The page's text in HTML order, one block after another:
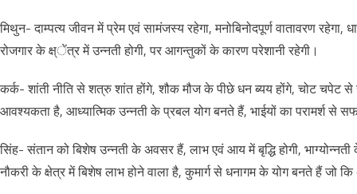
मिथुन- दाम्पत्य जीवन में प्रेम एवं सामंजस्य रहेगा, मनोबिनोदपूर्ण वातावरण रहेगा,
रोजगार के क्ष्ेंत्र में उन्नती होगी, पर आगन्तुकों के कारण परेशानी रहेगी।
कर्क- शांती नीति से शत्रु शांत होंगे, शौक मौज के पीछे धन ब्यय होंगे, चोट चपेट से
आवश्यकता है, आध्यात्मिक उन्नती के प्रबल योग बनते हैं, भाईयों का परामर्श से
सिंह- संतान को बिशेष उन्नती के अवसर हैं, लाभ एवं आय में बृद्धि होगी,
नौकरी के क्षेत्र में बिशेष लाभ होने वाला है, कुमार्ग से धनागम के योग बनते हैं जो